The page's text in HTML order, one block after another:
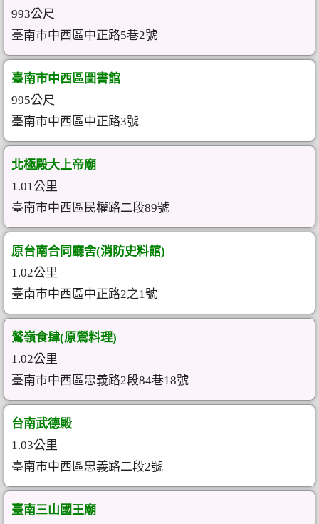
993公尺
臺南市中西區中正路5巷2號
臺南市中西區圖書館
995公尺
臺南市中西區中正路3號
北極殿大上帝廟
1.01公里
臺南市中西區民權路二段89號
原台南合同廳舍(消防史料館)
1.02公里
臺南市中西區中正路2之1號
鷲嶺食肆(原鶯料理)
1.02公里
臺南市中西區忠義路2段84巷18號
台南武德殿
1.03公里
臺南市中西區忠義路二段2號
臺南三山國王廟